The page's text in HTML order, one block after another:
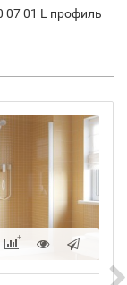
07 01 L профиль